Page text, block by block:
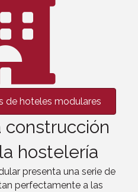
de hoteles modulares
construcción
hostelería
presenta una serie de
perfectamente a las